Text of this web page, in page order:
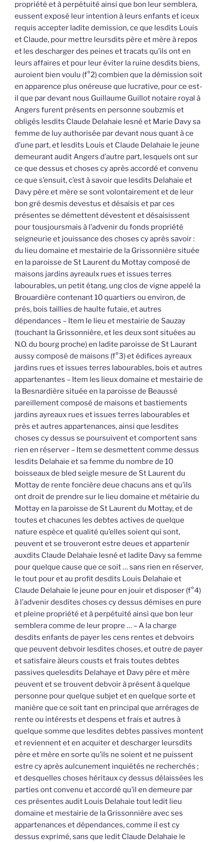
propriété et à perpétuité ainsi que bon leur semblera,
eussent exposé leur intention à leurs enfants et iceux
requis accepter ladite demission, ce que lesdits Louis
et Claude, pour mettre leursdits père et mère à repos
et les descharger des peines et tracats qu’ils ont en
leurs affaires et pour leur éviter la ruine desdits biens,
auroient bien voulu (f°2) combien que la démission soit
en apparence plus onéreuse que lucrative, pour ce est-
il que par devant nous Guillaume Guillot notaire royal à
Angers furent présents en personne soubzmis et
obligés lesdits Claude Delahaie lesné et Marie Davy sa
femme de luy authorisée par devant nous quant à ce
d’une part, et lesdits Louis et Claude Delahaie le jeune
demeurant audit Angers d’autre part, lesquels ont sur
ce que dessus et choses cy après accordé et convenu
ce que s’ensuit, c’est à savoir que lesdits Delahaie et
Davy père et mère se sont volontairement et de leur
bon gré desmis devestus et désaisis et par ces
présentes se démettent dévestent et désaisissent
pour tousjoursmais à l’advenir du fonds propriété
seigneurie et jouissance des choses cy après savoir :
du lieu domaine et mestairie de la Grissonnière située
en la paroisse de St Laurent du Mottay composé de
maisons jardins ayreaulx rues et issues terres
labourables, un petit étang, ung clos de vigne appelé la
Brouardière contenant 10 quartiers ou environ, de
prés, bois taillies de haulte futaie, et autres
dépendances – Item le lieu et mestairie de Sauzay
(touchant la Grissonnière, et les deux sont situées au
N.O. du bourg proche) en ladite paroisse de St Laurant
aussy composé de maisons (f°3) et édifices ayreaux
jardins rues et issues terres labourables, bois et autres
appartenantes – Item les lieux domaine et mestairie de
la Besnardière située en la paroisse de Beaussé
pareillement composé de maisons et bastiements
jardins ayreaux rues et issues terres labourables et
près et autres appartenances, ainsi que lesdites
choses cy dessus se poursuivent et comportent sans
rien en réserver – Item se desmettent comme dessus
lesdits Delahaie et sa femme du nombre de 10
boisseaux de bled seigle mesure de St Laurent du
Mottay de rente foncière deue chacuns ans et qu’ils
ont droit de prendre sur le lieu domaine et métairie du
Mottay en la paroisse de St Laurent du Mottay, et de
toutes et chacunes les debtes actives de quelque
nature espèce et qualité qu’elles soient qui sont,
peuvent et se trouveront estre deues et appartenir
auxdits Claude Delahaie lesné et ladite Davy sa femme
pour quelque cause que ce soit … sans rien en réserver,
le tout pour et au profit desdits Louis Delahaie et
Claude Delahaie le jeune pour en jouir et disposer (f°4)
à l’advenir desdites choses cy dessus démises en pure
et pleine propriété et à perpétuité ainsi que bon leur
semblera comme de leur propre … – A la charge
desdits enfants de payer les cens rentes et debvoirs
que peuvent debvoir lesdites choses, et outre de payer
et satisfaire àleurs cousts et frais toutes debtes
passives quelesdits Delahaye et Davy père et mère
peuvent et se trouvent debvoir à présent à quelque
personne pour quelque subjet et en quelque sorte et
manière que ce soit tant en principal que arrérages de
rente ou intérests et despens et frais et autres à
quelque somme que lesdites debtes passives montent
et reviennent et en acquiter et descharger leursdits
père et mère en sorte qu’ils ne soient et ne puissent
estre cy après aulcunement inquiétés ne recherchés ;
et desquelles choses héritaux cy dessus délaissées les
parties ont convenu et accordé qu’il en demeure par
ces présentes audit Louis Delahaie tout ledit lieu
domaine et mestairie de la Grissonnière avec ses
appartenances et dépendances, comme il est cy
dessus exprimé, sans que ledit Claude Delahaie le